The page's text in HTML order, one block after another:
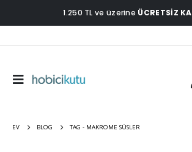
1.250 TL ve üzerine ÜCRETSİZ
EV BLOG TAG - MAKROME SÜSLER